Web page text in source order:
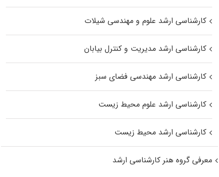
کارشناسی ارشد علوم و مهندسی شیلات
کارشناسی ارشد مدیریت و کنترل بیابان
کارشناسی ارشد مهندسی فضای سبز
کارشناسی ارشد علوم محیط‌ زیست
کارشناسی ارشد محیط زیست
معرفی گروه هنر کارشناسی ارشد